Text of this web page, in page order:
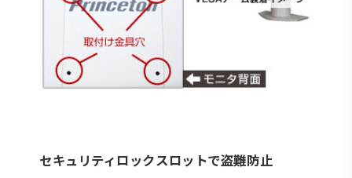
セキュリティロックスロットで盗難防止